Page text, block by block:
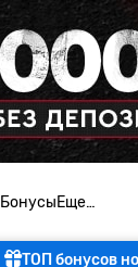
БонусыЕще…
ТОП бонусов